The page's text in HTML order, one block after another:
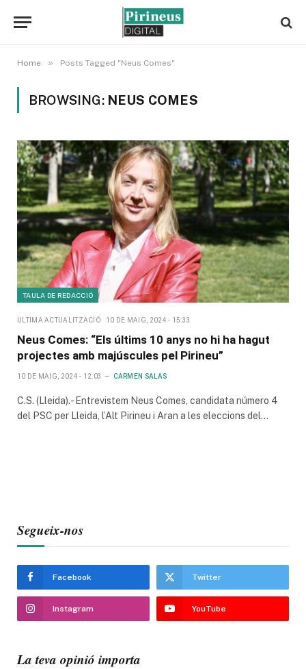
Home » Posts Tagged "Neus Comes"
BROWSING: NEUS COMES
TAULA DE REDACCIÓ
ULTIMA ACTUALITZACIÓ 10 DE MAIG, 2024 - 15:33
Neus Comes: “Els últims 10 anys no hi ha hagut
projectes amb majúscules pel Pirineu”
10 DE MAIG, 2024 - 12:03 CARMEN SALAS
C.S. (Lleida).- Entrevistem Neus Comes, candidata número 4
del PSC per Lleida, l’Alt Pirineu i Aran a les eleccions del…
Segueix-nos
Facebook Twitter
Instagram YouTube
La teva opinió importa